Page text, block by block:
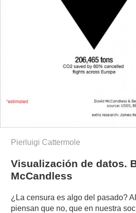
Pierluigi Cattermole
Visualización de datos.
McCandless
¿La censura es algo del pasado?
piensan que no, que en nuestra